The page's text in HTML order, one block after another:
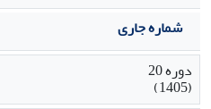
شماره جاری
دوره 20
(1405)